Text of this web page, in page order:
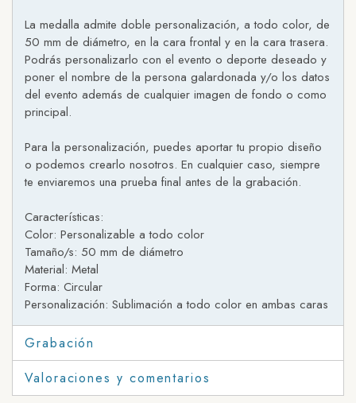
La medalla admite doble personalización, a todo color, de
50 mm de diámetro, en la cara frontal y en la cara trasera.
Podrás personalizarlo con el evento o deporte deseado y
poner el nombre de la persona galardonada y/o los datos
del evento además de cualquier imagen de fondo o como
principal.
Para la personalización, puedes aportar tu propio diseño
o podemos crearlo nosotros. En cualquier caso, siempre
te enviaremos una prueba final antes de la grabación.
Características:
Color: Personalizable a todo color
Tamaño/s: 50 mm de diámetro
Material: Metal
Forma: Circular
Personalización: Sublimación a todo color en ambas caras
Grabación
Valoraciones y comentarios